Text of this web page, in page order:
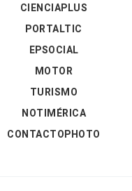
CIENCIAPLUS
PORTALTIC
EPSOCIAL
MOTOR
TURISMO
NOTIMÉRICA
CONTACTOPHOTO